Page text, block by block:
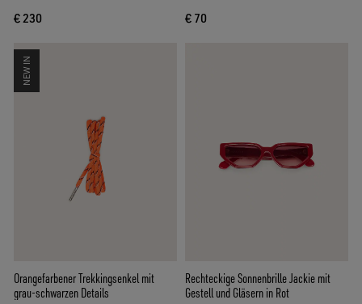
€ 230 € 70
NEW IN
Orangefarbener Trekkingsenkel mit
grau-schwarzen Details
Rechteckige Sonnenbrille Jackie mit
Gestell und Gläsern in Rot